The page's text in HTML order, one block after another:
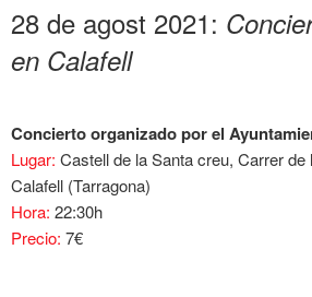
28 de agost 2021:
en Calafell
Concierto organizado por el
Lugar: Castell de la Santa creu, Carrer
Calafell (Tarragona)
Hora: 22:30h
Precio: 7€